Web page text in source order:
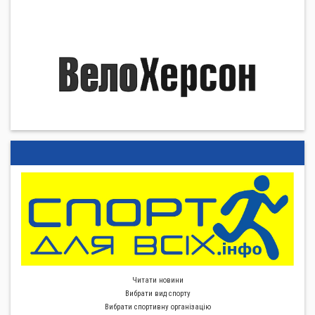
Читати новини
Вибрати вид спорту
Вибрати спортивну органiзацiю